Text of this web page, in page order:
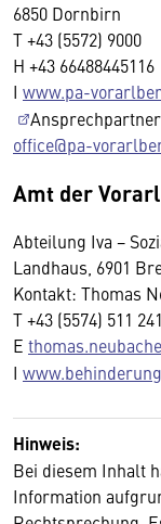
6850 Dornbirn
T +43 (5572) 9000
H +43 66488445116
I www.pa-
office@pa-
Amt der
Abteilung Iva −
Landhaus, 6901
Kontakt: Thomas
T +43 (5574) 511
E
I
Hinweis:
Bei diesem Inhalt
Information